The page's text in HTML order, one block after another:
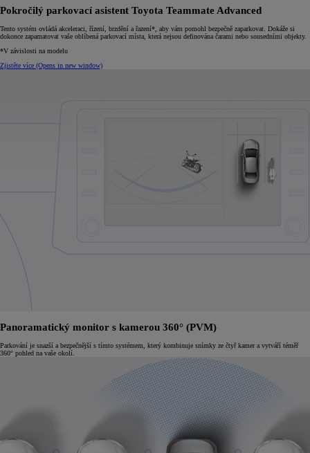
Pokročilý parkovací asistent Toyota Teammate Advanced
Tento systém ovládá akceleraci, řízení, brzdění a řazení*, aby vám pomohl bezpečně zaparkovat. Dokáže si
dokonce zapamatovat vaše oblíbená parkovací místa, která nejsou definována čarami nebo sousedními objekty.
*V závislosti na modelu
Zjistěte více (Opens in new window)
Panoramatický monitor s kamerou 360° (PVM)
Parkování je snazší a bezpečnější s tímto systémem, který kombinuje snímky ze čtyř kamer a vytváří téměř
360° pohled na vaše okolí.